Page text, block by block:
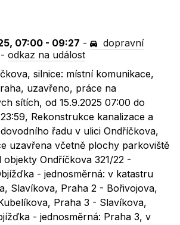
07:00 - 09:27 -
dopravní
-odkaz na událost
silnice: místní komunikace,
uzavřeno, práce na
sítích, od 15.9.2025 07:00 do
23:59, Rekonstrukce kanalizace a
řadu v ulici Ondříčkova,
uzavřena včetně plochy parkoviště
objekty Ondříčkova 321/22 -
- jednosměrná: v katastru
Slavíkova, Praha 2 - Bořivojova,
Praha 3 - Slavíkova,
- jednosměrná: Praha 3, v